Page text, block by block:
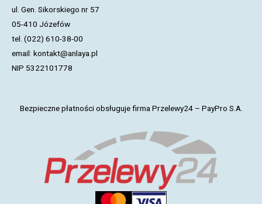
ul. Gen. Sikorskiego nr 57
05-410 Józefów
tel. (022) 610-38-00
email: kontakt@anlaya.pl
NIP 5322101778
Bezpieczne płatności obsługuje firma Przelewy24 – PayPro S.A.